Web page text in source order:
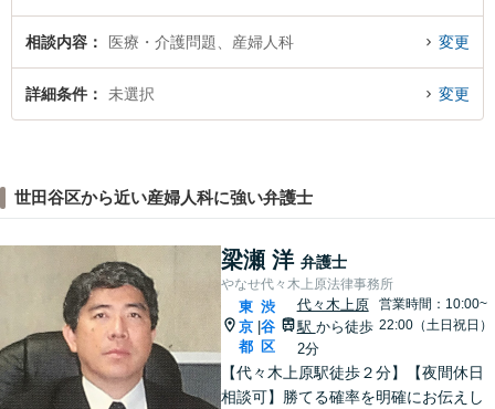
相談内容 医療・介護問題、産婦人科 変更
詳細条件 未選択 変更
世田谷区から近い産婦人科に強い弁護士
梁瀬 洋 弁護士
やなせ代々木上原法律事務所
東
京
都
渋
谷
区
代々木上原
駅 から徒歩
2分
営業時間：10:00~
22:00（土日祝日）
【代々木上原駅徒歩２分】【夜間休日
相談可】勝てる確率を明確にお伝えし